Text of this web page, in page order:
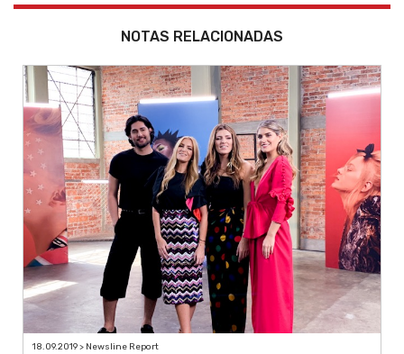
NOTAS RELACIONADAS
18.09.2019 > Newsline Report